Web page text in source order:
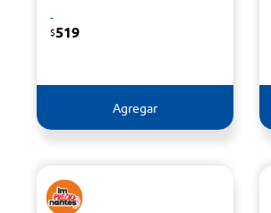
-
$519
Agregar